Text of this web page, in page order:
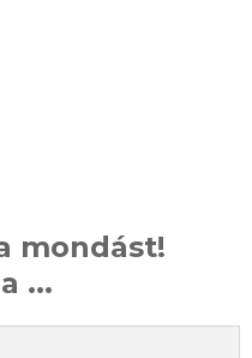
mondást!
...